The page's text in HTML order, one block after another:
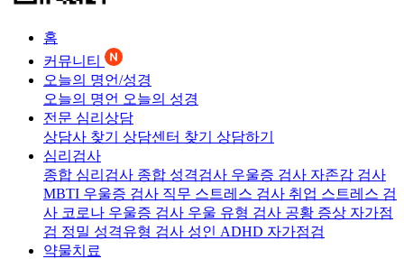
홈
커뮤니티
오늘의 명언/성경
오늘의 명언 오늘의 성경
전문 심리상담
상담사 찾기 상담센터 찾기 상담하기
심리검사
종합 심리검사 종합 성격검사 우울증 검사 자존감 검사
MBTI 우울증 검사 직무 스트레스 검사 취업 스트레스 검
사 코로나 우울증 검사 우울 유형 검사 공황 증상 자가점
검 정밀 성격유형 검사 성인 ADHD 자가점검
약물치료